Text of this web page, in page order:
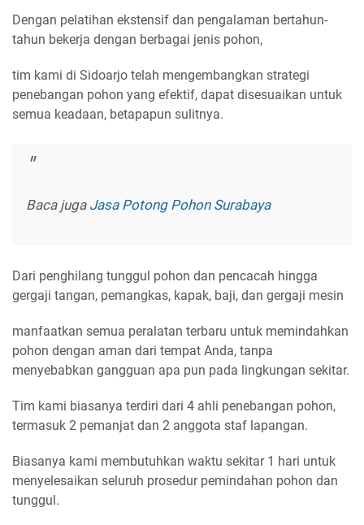
Dengan pelatihan ekstensif dan pengalaman bertahun-
tahun bekerja dengan berbagai jenis pohon,
tim kami di Sidoarjo telah mengembangkan strategi
penebangan pohon yang efektif, dapat disesuaikan untuk
semua keadaan, betapapun sulitnya.
Baca juga Jasa Potong Pohon Surabaya
Dari penghilang tunggul pohon dan pencacah hingga
gergaji tangan, pemangkas, kapak, baji, dan gergaji mesin
manfaatkan semua peralatan terbaru untuk memindahkan
pohon dengan aman dari tempat Anda, tanpa
menyebabkan gangguan apa pun pada lingkungan sekitar.
Tim kami biasanya terdiri dari 4 ahli penebangan pohon,
termasuk 2 pemanjat dan 2 anggota staf lapangan.
Biasanya kami membutuhkan waktu sekitar 1 hari untuk
menyelesaikan seluruh prosedur pemindahan pohon dan
tunggul.